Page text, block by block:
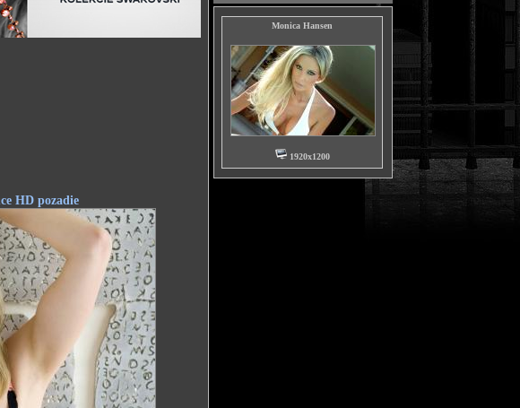
HD pozadie
Monica Hansen
1920x1200